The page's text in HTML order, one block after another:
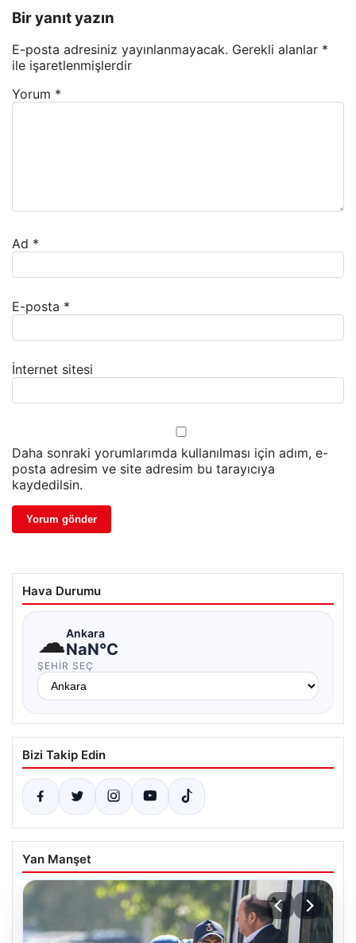
Bir yanıt yazın
E-posta adresiniz yayınlanmayacak. Gerekli alanlar *
ile işaretlenmişlerdir
Yorum *
Ad *
E-posta *
İnternet sitesi
Daha sonraki yorumlarımda kullanılması için adım, e-
posta adresim ve site adresim bu tarayıcıya
kaydedilsin.
Hava Durumu
☁Ankara
NaN°C
ŞEHIR SEÇ
Bizi Takip Edin
Yan Manşet